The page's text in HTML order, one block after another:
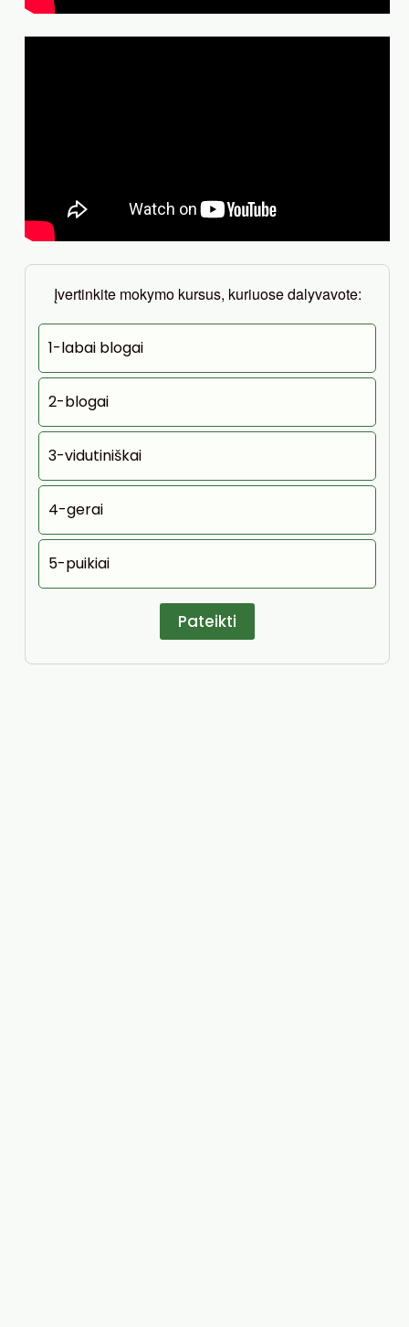
Įvertinkite mokymo kursus, kuriuose dalyvavote:
1-labai blogai
2-blogai
3-vidutiniškai
4-gerai
5-puikiai